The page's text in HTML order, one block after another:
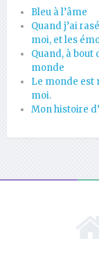
Bleu à l’âme
Quand j’ai
moi, et les
Quand, à bout
monde
Le monde est
moi.
Mon histoire